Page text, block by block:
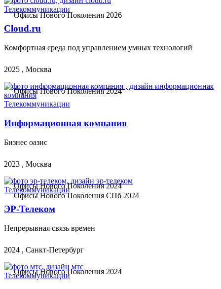
Офисы Нового Поколения 2026
Телекоммуникации
Cloud.ru
Комфортная среда под управлением умных технологий
2025 , Москва
Офисы Нового Поколения 2024
Телекоммуникации
Информационная компания
Бизнес оазис
2023 , Москва
Офисы Нового Поколения 2024
Офисы Нового Поколения СПб 2024
Телекоммуникации
ЭР-Телеком
Непрерывная связь времен
2024 , Санкт-Петербург
Офисы Нового Поколения 2024
Телекоммуникации